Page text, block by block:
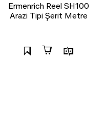
Ermenrich Reel SH100
Arazi Tipi Şerit Metre